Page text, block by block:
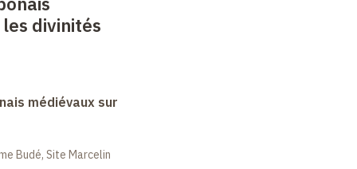
divinités
médiévaux sur
Budé, Site Marcelin